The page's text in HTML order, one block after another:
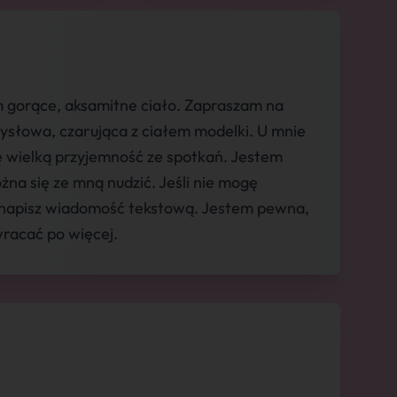
aksamitne ciało. Zapraszam na
czarująca z ciałem modelki. U mnie
przyjemność ze spotkań. Jestem
się ze mną nudzić. Jeśli nie mogę
wiadomość tekstową. Jestem pewna,
po więcej.